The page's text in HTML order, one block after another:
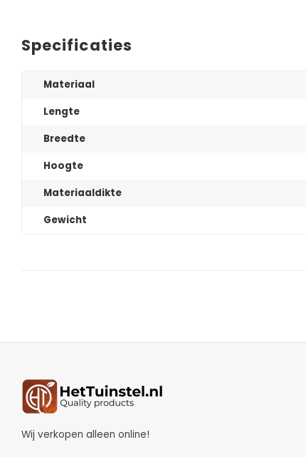
Specificaties
Materiaal
Lengte
Breedte
Hoogte
Materiaaldikte
Gewicht
Wij verkopen alleen online!